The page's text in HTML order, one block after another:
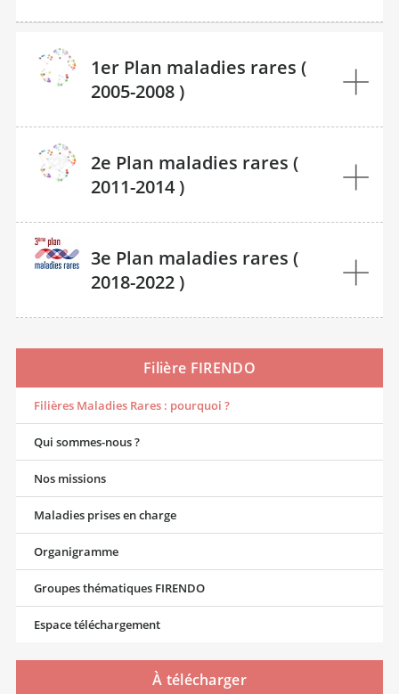
1er Plan maladies rares (
2005-2008 )
2e Plan maladies rares (
2011-2014 )
3e Plan maladies rares (
2018-2022 )
Filière FIRENDO
Filières Maladies Rares : pourquoi ?
Qui sommes-nous ?
Nos missions
Maladies prises en charge
Organigramme
Groupes thématiques FIRENDO
Espace téléchargement
À télécharger